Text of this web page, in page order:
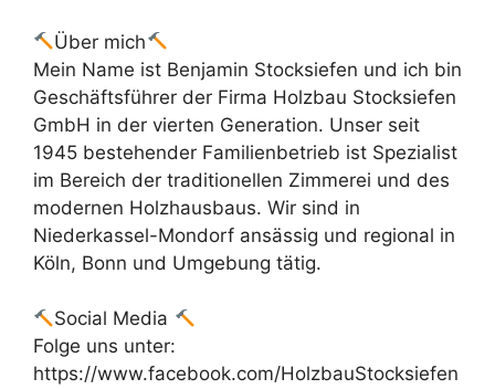
Über mich
Mein Name ist Benjamin Stocksiefen und ich bin
Geschäftsführer der Firma Holzbau Stocksiefen
GmbH in der vierten Generation. Unser seit
1945 bestehender Familienbetrieb ist Spezialist
im Bereich der traditionellen Zimmerei und des
modernen Holzhausbaus. Wir sind in
Niederkassel-Mondorf ansässig und regional in
Köln, Bonn und Umgebung tätig.
Social Media
Folge uns unter:
https://www.facebook.com/HolzbauStocksiefen